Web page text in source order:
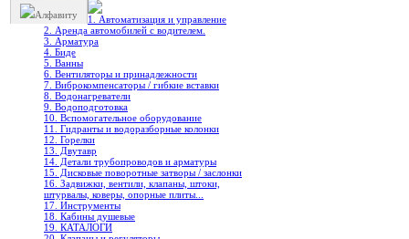
Алфавиту
1. Автоматизация и управление
2. Аренда автомобилей с водителем.
3. Арматура
4. Биде
5. Ванны
6. Вентиляторы и принадлежности
7. Виброкомпенсаторы / гибкие вставки
8. Водонагреватели
9. Водоподготовка
10. Вспомогательное оборудование
11. Гидранты и водоразборные колонки
12. Горелки
13. Двутавр
14. Детали трубопроводов и арматуры
15. Дисковые поворотные затворы / заслонки
16. Задвижки, вентили, клапаны, штоки,
штурвалы, коверы, опорные плиты...
17. Инструменты
18. Кабины душевые
19. КАТАЛОГИ